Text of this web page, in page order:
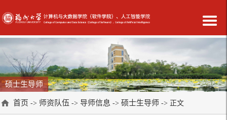
硕士生导师
首页 -> 师资队伍 -> 导师信息 -> 硕士生导师 -> 正文